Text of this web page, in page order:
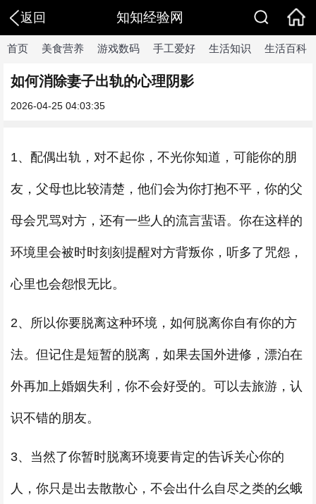
返回 知知经验网
首页 美食营养 游戏数码 手工爱好 生活知识 生活百科
如何消除妻子出轨的心理阴影
2026-04-25 04:03:35
1、配偶出轨，对不起你，不光你知道，可能你的朋
友，父母也比较清楚，他们会为你打抱不平，你的父
母会咒骂对方，还有一些人的流言蜚语。你在这样的
环境里会被时时刻刻提醒对方背叛你，听多了咒怨，
心里也会怨恨无比。
2、所以你要脱离这种环境，如何脱离你自有你的方
法。但记住是短暂的脱离，如果去国外进修，漂泊在
外再加上婚姻失利，你不会好受的。可以去旅游，认
识不错的朋友。
3、当然了你暂时脱离环境要肯定的告诉关心你的
人，你只是出去散散心，不会出什么自尽之类的幺蛾